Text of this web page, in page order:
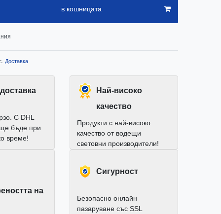
в кошницата
Доставка
С DHL
бъде при
време!
Най-високо
качество
Продукти с най-високо
качество от водещи
световни производители!
на
Cигурност
Безопасно онлайн
пазаруване със SSL